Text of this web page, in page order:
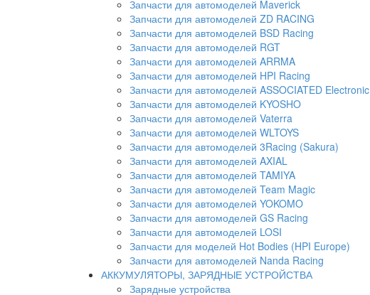
Запчасти для автомоделей Maverick
Запчасти для автомоделей ZD RACING
Запчасти для автомоделей BSD Racing
Запчасти для автомоделей RGT
Запчасти для автомоделей ARRMA
Запчасти для автомоделей HPI Racing
Запчасти для автомоделей ASSOCIATED Electronic
Запчасти для автомоделей KYOSHO
Запчасти для автомоделей Vaterra
Запчасти для автомоделей WLTOYS
Запчасти для автомоделей 3Racing (Sakura)
Запчасти для автомоделей AXIAL
Запчасти для автомоделей TAMIYA
Запчасти для автомоделей Team Magic
Запчасти для автомоделей YOKOMO
Запчасти для автомоделей GS Racing
Запчасти для автомоделей LOSI
Запчасти для моделей Hot Bodies (HPI Europe)
Запчасти для автомоделей Nanda Racing
АККУМУЛЯТОРЫ, ЗАРЯДНЫЕ УСТРОЙСТВА
Зарядные устройства